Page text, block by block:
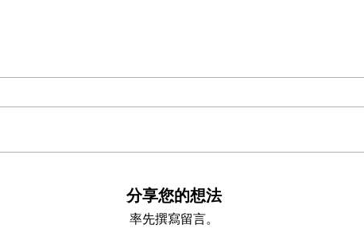
分享您的想法
率先撰寫留言。